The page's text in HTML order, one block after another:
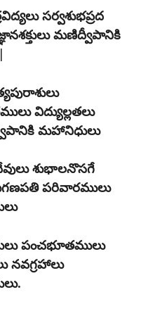
సర్వశుభప్రద
మణిద్వీపానికి
విద్యుల్లతలు
మహానిధులు
శుభాలనొసగే
పరివారములు
పంచభూతములు
నవగ్రహాలు